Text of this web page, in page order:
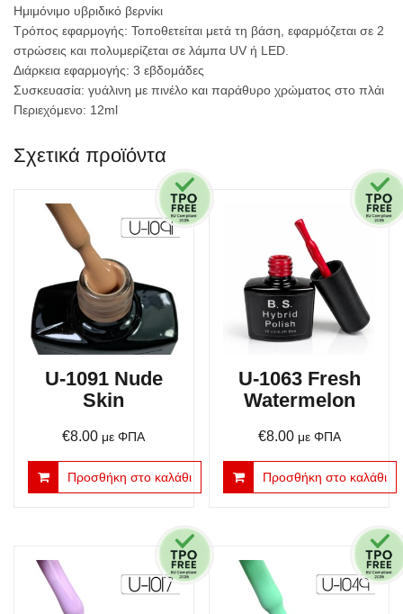
Ημιμόνιμο υβριδικό βερνίκι
Τρόπος εφαρμογής: Τοποθετείται μετά τη βάση, εφαρμόζεται σε 2
στρώσεις και πολυμερίζεται σε λάμπα UV ή LED
Διάρκεια εφαρμογής: 3 εβδομάδες
Συσκευασία: γυάλινη με πινέλο και παράθυρο χρώματος στο πλάι
Περιεχόμενο: 12ml
Σχετικά προϊόντα
U-1091 Nude
Skin
€8.00 με ΦΠΑ
Προσθήκη στο καλάθι
U-1063 Fresh
Watermelon
€8.00 με ΦΠΑ
Προσθήκη στο καλάθι